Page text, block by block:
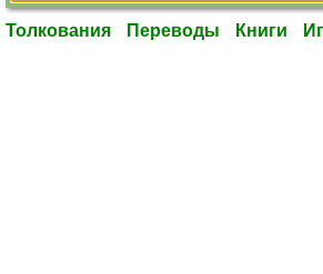
Толкования Переводы Книги